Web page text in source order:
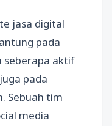
jasa digital
pada
seberapa aktif
pada
Sebuah tim
media